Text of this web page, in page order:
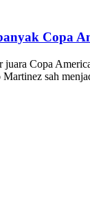
Copa
Copa
sah